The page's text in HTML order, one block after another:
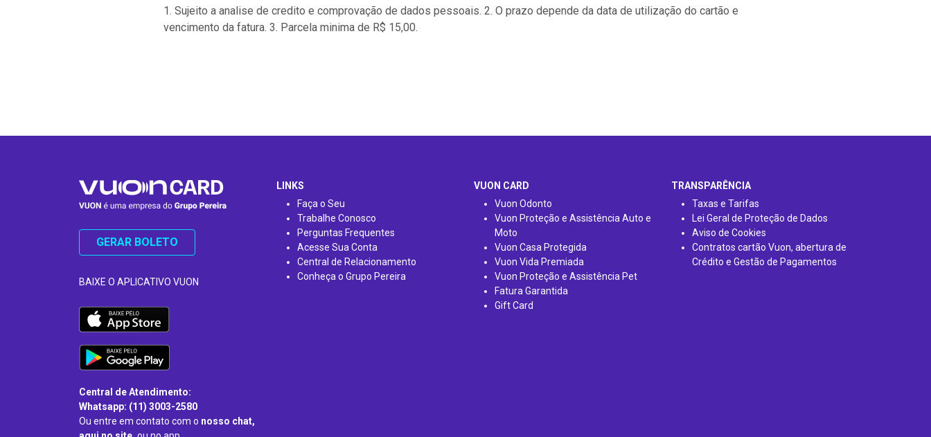
1. Sujeito a analise de credito e comprovação de dados pessoais. 2. O prazo depende da data de utilização do cartão e
vencimento da fatura. 3. Parcela minima de R$ 15,00.
GERAR BOLETO
BAIXE O APLICATIVO VUON
Central de Atendimento:
Whatsapp: (11) 3003-2580
Ou entre em contato com o nosso chat,
LINKS
Faça o Seu
Trabalhe Conosco
Perguntas Frequentes
Acesse Sua Conta
Central de Relacionamento
Conheça o Grupo Pereira
VUON CARD
Vuon Odonto
Vuon Proteção e Assistência Auto e
Moto
Vuon Casa Protegida
Vuon Vida Premiada
Vuon Proteção e Assistência Pet
Fatura Garantida
Gift Card
TRANSPARÊNCIA
Taxas e Tarifas
Lei Geral de Proteção de Dados
Aviso de Cookies
Contratos cartão Vuon, abertura de
Crédito e Gestão de Pagamentos